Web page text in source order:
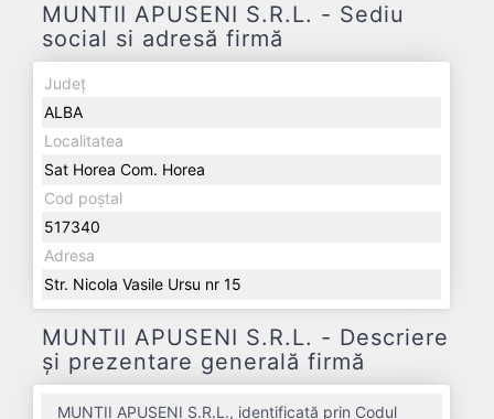
MUNTII APUSENI S.R.L. - Sediu
social si adresă firmă
Județ
ALBA
Localitatea
Sat Horea Com. Horea
Cod poștal
517340
Adresa
Str. Nicola Vasile Ursu nr 15
MUNTII APUSENI S.R.L. - Descriere
și prezentare generală firmă
MUNTII APUSENI S.R.L., identificată prin Codul